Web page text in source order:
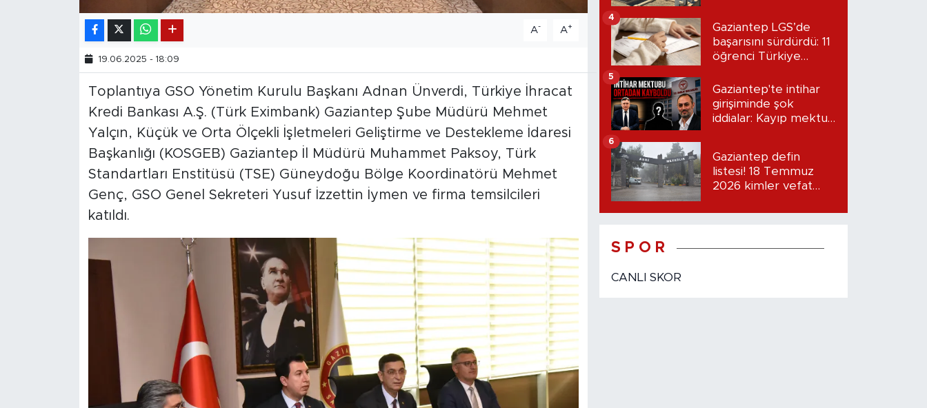
A- A+
19.06.2025 - 18:09
Toplantıya GSO Yönetim Kurulu Başkanı Adnan Ünverdi, Türkiye İhracat
Kredi Bankası A.Ş. (Türk Eximbank) Gaziantep Şube Müdürü Mehmet
Yalçın, Küçük ve Orta Ölçekli İşletmeleri Geliştirme ve Destekleme İdaresi
Başkanlığı (KOSGEB) Gaziantep İl Müdürü Muhammet Paksoy, Türk
Standartları Enstitüsü (TSE) Güneydoğu Bölge Koordinatörü Mehmet
Genç, GSO Genel Sekreteri Yusuf İzzettin İymen ve firma temsilcileri
katıldı.
Gaziantep LGS’de
başarısını sürdürdü: 11
öğrenci Türkiye
4
Gaziantep'te intihar
girişiminde şok
iddialar: Kayıp mektup
5
Gaziantep defin
listesi! 18 Temmuz
2026 kimler vefat
6
S P O R
CANLI SKOR